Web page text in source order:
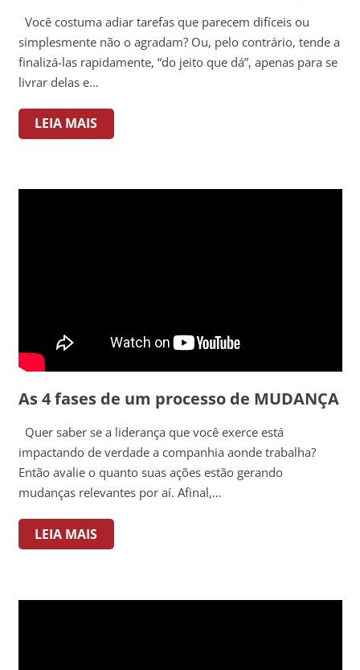
Você costuma adiar tarefas que parecem difíceis ou
simplesmente não o agradam? Ou, pelo contrário, tende a
finalizá-las rapidamente, “do jeito que dá”, apenas para se
livrar delas e…
LEIA MAIS
As 4 fases de um processo de MUDANÇA
Quer saber se a liderança que você exerce está
impactando de verdade a companhia aonde trabalha?
Então avalie o quanto suas ações estão gerando
mudanças relevantes por aí. Afinal,…
LEIA MAIS